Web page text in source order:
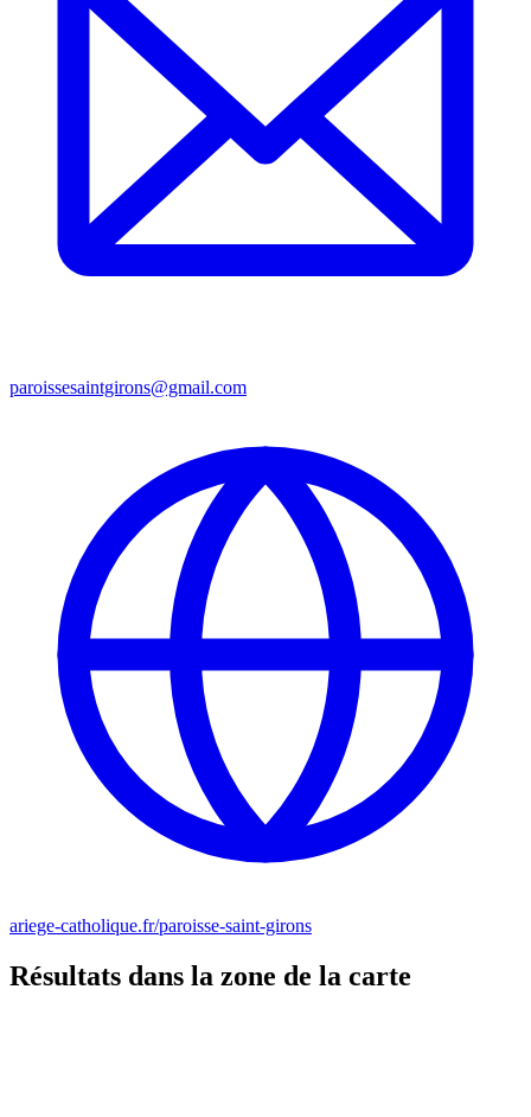
paroissesaintgirons@gmail.com
ariege-catholique.fr/paroisse-saint-girons
Résultats dans la zone de la carte